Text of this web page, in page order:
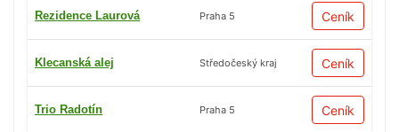
Rezidence Laurová Praha 5 Ceník
Klecanská alej Středočeský kraj Ceník
Trio Radotín Praha 5 Ceník